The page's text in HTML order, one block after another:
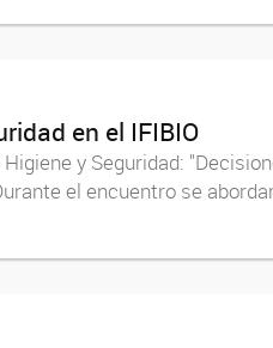
en el IFIBIO
y Seguridad:
el encuentro se